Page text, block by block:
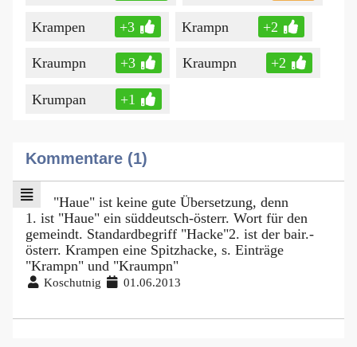
Krampen +3 Krampn +2
Kraumpn +3 Kraumpn +2
Krumpan +1
Kommentare (1)
"Haue" ist keine gute Übersetzung, denn
1. ist "Haue" ein süddeutsch-österr. Wort für den
gemeindt. Standardbegriff "Hacke"2. ist der bair.-
österr. Krampen eine Spitzhacke, s. Einträge
"Krampn" und "Kraumpn"
Koschutnig 01.06.2013